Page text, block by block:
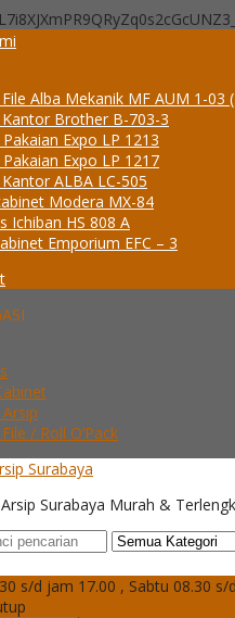
Alba Mekanik MF AUM 1-03
Brother B-703-3
Expo LP 1213
Expo LP 1217
ALBA LC-505
Modera MX-84
Ichiban HS 808 A
Emporium EFC – 3
/ Roll O’Pack
Surabaya
Surabaya Murah &
s/d jam 17.00 , Sabtu 08.30 s/